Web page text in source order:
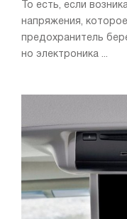
То есть, если
напряжения,
предохранитель
но электроника ...